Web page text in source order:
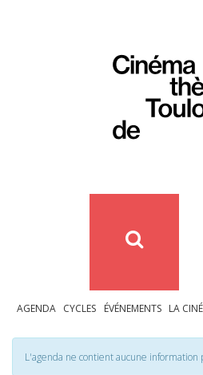
AGENDA CYCLES ÉVÉNEMENTS LA
L'agenda ne contient aucune information